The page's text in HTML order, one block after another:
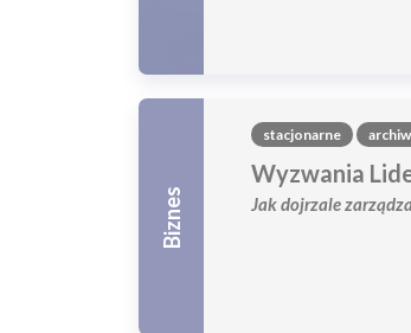
Biznes
stacjonarne
Wyzwania
Jak dojrzale